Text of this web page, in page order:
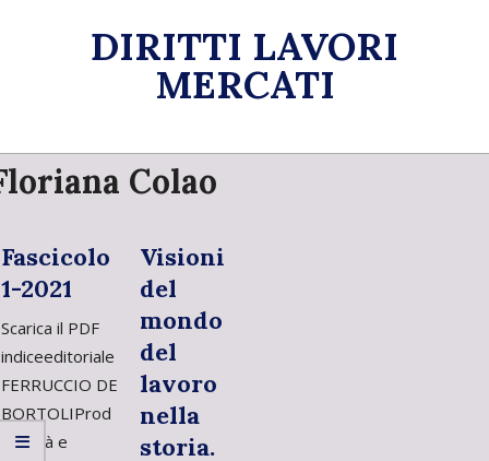
DIRITTI LAVORI
MERCATI
Primary
Navigation
Colao
Fascicolo
1-2021
Scarica il PDF
indiceeditoriale
FERRUCCIO DE
BORTOLIProd
uttività e
Visioni
del
mondo
del
lavoro
nella
storia.